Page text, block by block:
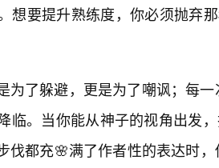
想要提升熟练度，你必须抛弃
为了躲避，更是为了嘲讽；每一
临。当你能从神子的视角出发
伐都充🌸满了作者性的表达时